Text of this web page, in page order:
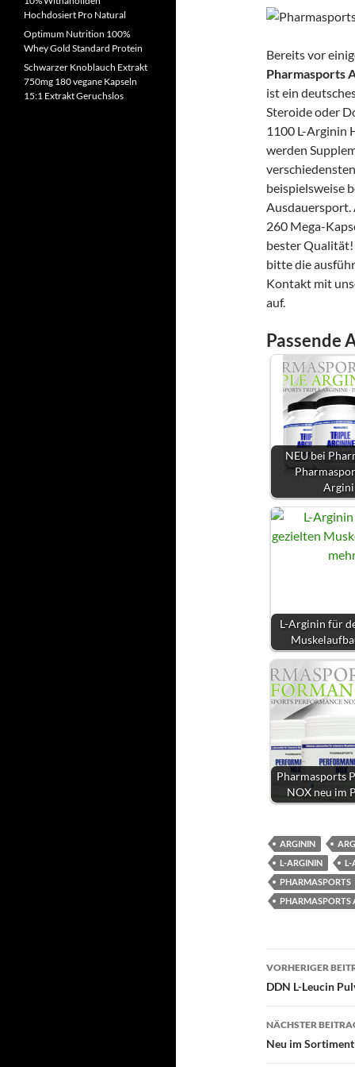
Bereits vor
Pharmasports
ist ein
Steroide oder
1100 L-Arginin
werden
beispielsweise
Ausdauersport.
260 Mega-
bester Qualität!
bitte die
Kontakt mit
auf.
Passende
NEU bei
L-Arginin für
Pharmasports
NOX neu im
ARGININ
L-ARGININ
L-
PHARMASPORTS
PHARMASPORTS
VORHERIGER
DDN L-Leucin
NÄCHSTER
Neu im
Hochdosiert Pro Natural
Optimum Nutrition 100%
Whey Gold Standard Protein
Schwarzer Knoblauch Extrakt
750mg 180 vegane Kapseln
15:1 Extrakt Geruchslos